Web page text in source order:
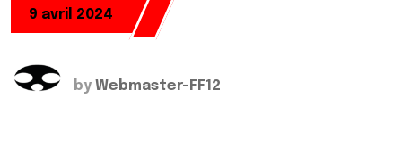
9 avril 2024
by Webmaster-FF12